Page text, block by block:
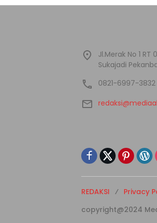
Jl.Merak No 1
Sukajadi
0821-6997-3832
REDAKSI Privacy
copyright@2024